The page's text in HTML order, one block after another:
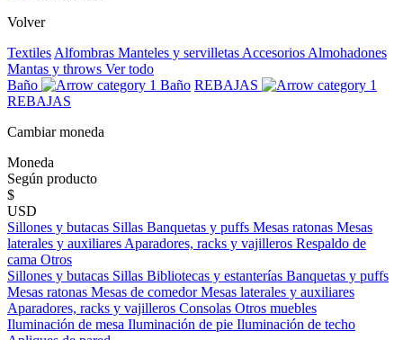
Volver
Textiles Alfombras Manteles y servilletas Accesorios Almohadones
Mantas y throws Ver todo
Baño
Baño REBAJAS
REBAJAS
Cambiar moneda
Moneda
Según producto
$
USD
Sillones y butacas Sillas Banquetas y puffs Mesas ratonas Mesas
laterales y auxiliares Aparadores, racks y vajilleros Respaldo de
cama Otros
Sillones y butacas Sillas Bibliotecas y estanterías Banquetas y puffs
Mesas ratonas Mesas de comedorMesas laterales y auxiliares
Aparadores, racks y vajilleros Consolas Otros muebles
Iluminación de mesa Iluminación de pie Iluminación de techo